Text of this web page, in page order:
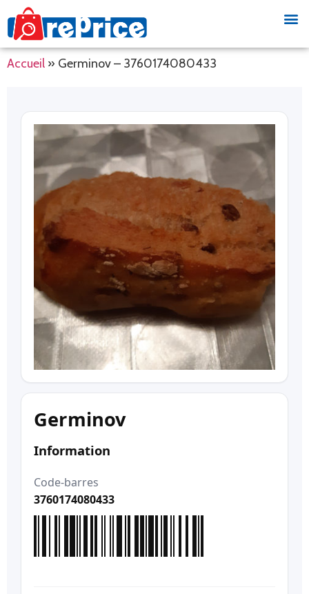
Accueil » Germinov – 3760174080433
Germinov
Information
Code-barres
3760174080433